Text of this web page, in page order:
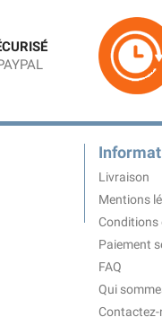
Livraison
Mentions
Conditions
Paiement
FAQ
Qui